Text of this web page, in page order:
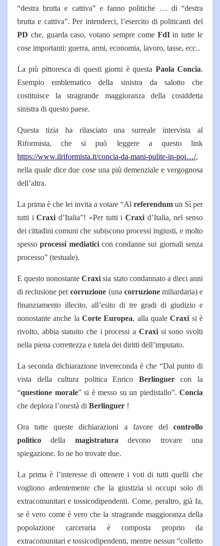
“destra brutta e cattiva” e fanno politiche … di “destra
brutta e cattiva”. Per intenderci, l’esercito di politicanti del
PD che, guarda caso, votano sempre come FdIin tutte le
cose importanti: guerra, armi, economia, lavoro, tasse, ecc..
La più pittoresca di questi giorni è questa Paola Concia.
Esempio emblematico della sinistra da salotto che
costituisce la stragrande maggioranza della cosiddetta
sinistra di questo paese.
Questa tizia ha rilasciato una surreale intervista al
Riformista, che si può leggere a questo link
https://www.ilriformista.it/concia-da-mani-pulite-in-poi…/,
nella quale dice due cose una più demenziale e vergognosa
dell’altra.
La prima è che lei invita a votare “Al referendum un Sì per
tutti iCraxi d’Italia”! «Per tutti i Craxid’Italia, nel senso
dei cittadini comuni che subiscono processi ingiusti, e molto
spessoprocessi mediaticicon condanne sui giornali senza
processo” (testuale).
E questo nonostanteCraxi sia stato condannato a dieci anni
di reclusione percorruzione (una corruzionemiliardaria) e
finanziamento illecito, all’esito di tre gradi di giudizio e
nonostante anche la Corte Europea, alla qualeCraxi si è
rivolto, abbia statuito che i processi a Craxisi sono svolti
nella piena correttezza e tutela dei diritti dell’imputato.
La seconda dichiarazione invereconda è che “Dal punto di
vista della cultura politica Enrico Berlinguercon la
“questione morale” si è messo su un piedistallo”. Concia
che deplora l’onestà di Berlinguer !
Ora tutte queste dichiarazioni a favore del controllo
politico della magistratura devono trovare una
spiegazione. Io ne ho trovate due.
La prima è l’interesse di ottenere i voti di tutti quelli che
vogliono ardentemente che la giustizia si occupi solo di
extracomunitari e tossicodipendenti. Come, peraltro, già fa,
se è vero come è vero che la stragrande maggioranza della
popolazione carceraria è composta proprio da
extracomunitari e tossicodipendenti, mentre nessun “colletto